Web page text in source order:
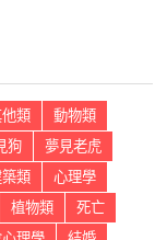
類
動物類
狗
夢見老虎
類
心理學
植物類
死亡